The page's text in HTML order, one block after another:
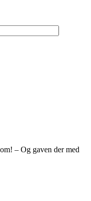
– Og gaven der med